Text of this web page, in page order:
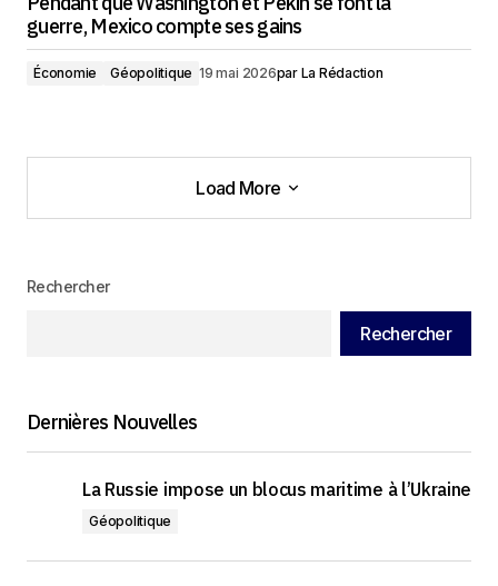
guerre, Mexico compte ses gains
Économie Géopolitique 19 mai 2026par La Rédaction
Load More
Load More
Rechercher
Rechercher
Dernières Nouvelles
La Russie impose un blocus maritime à l’Ukraine
Géopolitique